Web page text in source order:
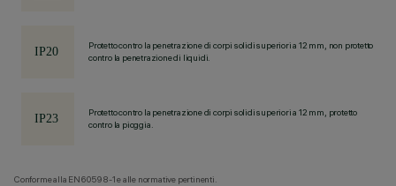
Protetto contro la penetrazione di corpi solidi superiori a 12 mm, non protetto
contro la penetrazione di liquidi.
Protetto contro la penetrazione di corpi solidi superiori a 12 mm, protetto
contro la pioggia.
Conforme alla EN60598-1 e alle normative pertinenti.